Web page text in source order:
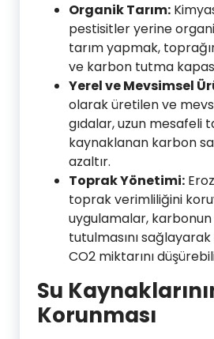
Organik Tarım:
pestisitler yerine
tarım yapmak,
ve karbon tutma
Yerel ve Mevsimsel
olarak üretilen ve
gıdalar, uzun mesafeli
kaynaklanan karbon
azaltır.
Toprak Yönetimi:
toprak verimliliğini
uygulamalar,
tutulmasını
CO2 miktarını
Su
Korunması